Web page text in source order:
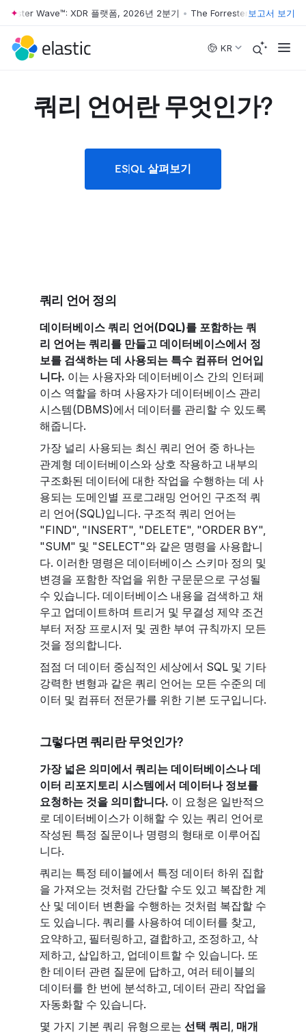
Skip to main content
Wave™: XDR 플랫폼, 2026년 2분기 • The Forrester Wave™: XDR 플
보고서 보기
KR
쿼리 언어란 무엇인가?
ES|QL 살펴보기
쿼리 언어 정의
데이터베이스 쿼리 언어(DQL)를 포함하는 쿼
리 언어는 쿼리를 만들고 데이터베이스에서 정
보를 검색하는 데 사용되는 특수 컴퓨터 언어입
니다. 이는 사용자와 데이터베이스 간의 인터페
이스 역할을 하며 사용자가 데이터베이스 관리
시스템(DBMS)에서 데이터를 관리할 수 있도록
해줍니다.
가장 널리 사용되는 최신 쿼리 언어 중 하나는
관계형 데이터베이스와 상호 작용하고 내부의
구조화된 데이터에 대한 작업을 수행하는 데 사
용되는 도메인별 프로그래밍 언어인 구조적 쿼
리 언어(SQL)입니다. 구조적 쿼리 언어는
"FIND", "INSERT", "DELETE", "ORDER BY",
"SUM" 및 "SELECT"와 같은 명령을 사용합니
다. 이러한 명령은 데이터베이스 스키마 정의 및
변경을 포함한 작업을 위한 구문문으로 구성될
수 있습니다. 데이터베이스 내용을 검색하고 채
우고 업데이트하며 트리거 및 무결성 제약 조건
부터 저장 프로시저 및 권한 부여 규칙까지 모든
것을 정의합니다.
점점 더 데이터 중심적인 세상에서 SQL 및 기타
강력한 변형과 같은 쿼리 언어는 모든 수준의 데
이터 및 컴퓨터 전문가를 위한 기본 도구입니다.
그렇다면 쿼리란 무엇인가?
가장 넓은 의미에서 쿼리는 데이터베이스나 데
이터 리포지토리 시스템에서 데이터나 정보를
요청하는 것을 의미합니다. 이 요청은 일반적으
로 데이터베이스가 이해할 수 있는 쿼리 언어로
작성된 특정 질문이나 명령의 형태로 이루어집
니다.
쿼리는 특정 테이블에서 특정 데이터 하위 집합
을 가져오는 것처럼 간단할 수도 있고 복잡한 계
산 및 데이터 변환을 수행하는 것처럼 복잡할 수
도 있습니다. 쿼리를 사용하여 데이터를 찾고,
요약하고, 필터링하고, 결합하고, 조정하고, 삭
제하고, 삽입하고, 업데이트할 수 있습니다. 또
한 데이터 관련 질문에 답하고, 여러 테이블의
데이터를 한 번에 분석하고, 데이터 관리 작업을
자동화할 수 있습니다.
몇 가지 기본 쿼리 유형으로는 선택 쿼리, 매개